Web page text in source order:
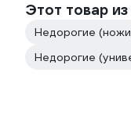
Этот товар
Недорогие
Недорогие